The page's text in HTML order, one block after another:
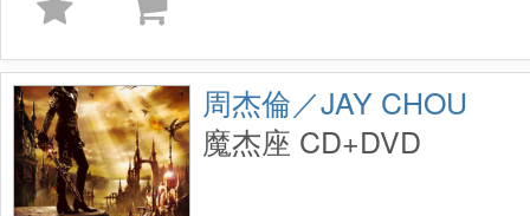
周杰倫／JAY CHOU
魔杰座 CD+DVD